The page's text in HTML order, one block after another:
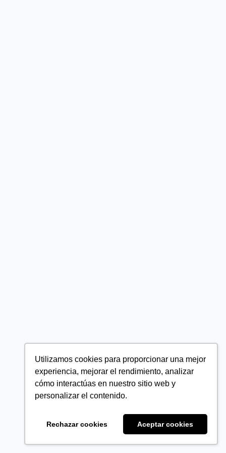
Utilizamos cookies para proporcionar una mejor
experiencia, mejorar el rendimiento, analizar
cómo interactúas en nuestro sitio web y
personalizar el contenido.
Rechazar cookies Aceptar cookies